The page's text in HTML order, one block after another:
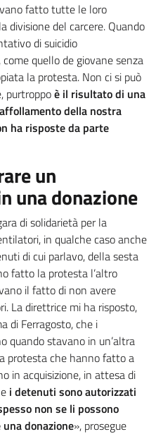
fatto tutte le loro
divisione del carcere. Quando
di suicidio
quello de giovane senza
la protesta. Non ci si può
purtroppoè il risultato di una
della nostra
ha risposte da parte
un
una donazione
di solidarietà per la
in qualche caso anche
di cui parlavo, della sesta
fatto la protesta l’altro
il fatto di non avere
La direttrice mi ha risposto,
di Ferragosto, che i
quando stavano in un’altra
protesta che hanno fatto a
in acquisizione, in attesa di
i detenuti sono autorizzati
non se li possono
donazione», prosegue